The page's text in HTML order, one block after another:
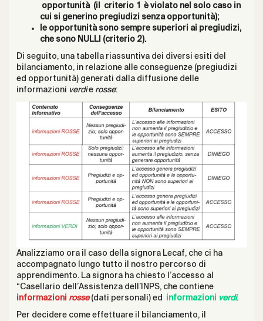
opportunità (il criterio 1 è violato nel solo caso in
cui si generino pregiudizi senza opportunità);
le opportunità sono sempre superiori ai pregiudizi,
che sono NULLI (criterio 2).
Di seguito, una tabella riassuntiva dei diversi esiti del
bilanciamento, in relazione alle conseguenze (pregiudizi
ed opportunità) generati dalla diffusione delle
informazioni verdie rosse:
Analizziamo ora il caso della signora Lecaf, che ci ha
accompagnato lungo tutto il nostro percorso di
apprendimento. La signora ha chiesto l’accesso al
“Casellario dell’Assistenza dell’INPS, che contiene
informazioni rosse (dati personali) ed informazioni verdi.
Per decidere come effettuare il bilanciamento, il